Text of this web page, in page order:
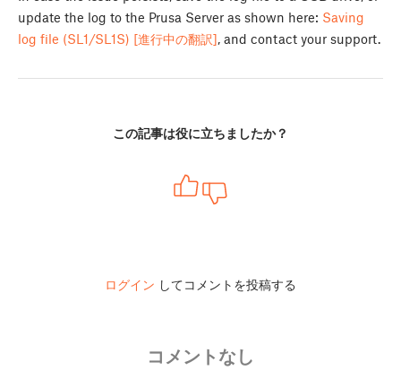
update the log to the Prusa Server as shown here: Saving
log file (SL1/SL1S) [進行中の翻訳], and contact your support.
この記事は役に立ちましたか？
ログイン してコメントを投稿する
コメントなし